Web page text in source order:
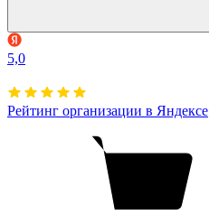
5,0
Рейтинг организации в Яндексе